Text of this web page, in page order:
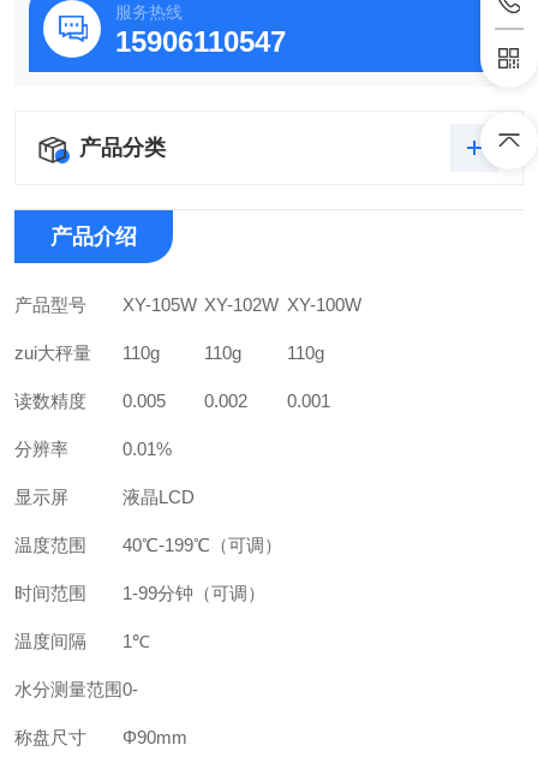
服务热线
15906110547
产品分类
产品介绍
产品型号 XY-105W XY-102W XY-100W
zui大秤量 110g 110g 110g
读数精度 0.005 0.002 0.001
分辨率 0.01%
显示屏 液晶LCD
温度范围 40℃-199℃ （可调）
时间范围 1-99分钟（可调）
温度间隔 1℃
水分测量范围0-
称盘尺寸 Φ90mm